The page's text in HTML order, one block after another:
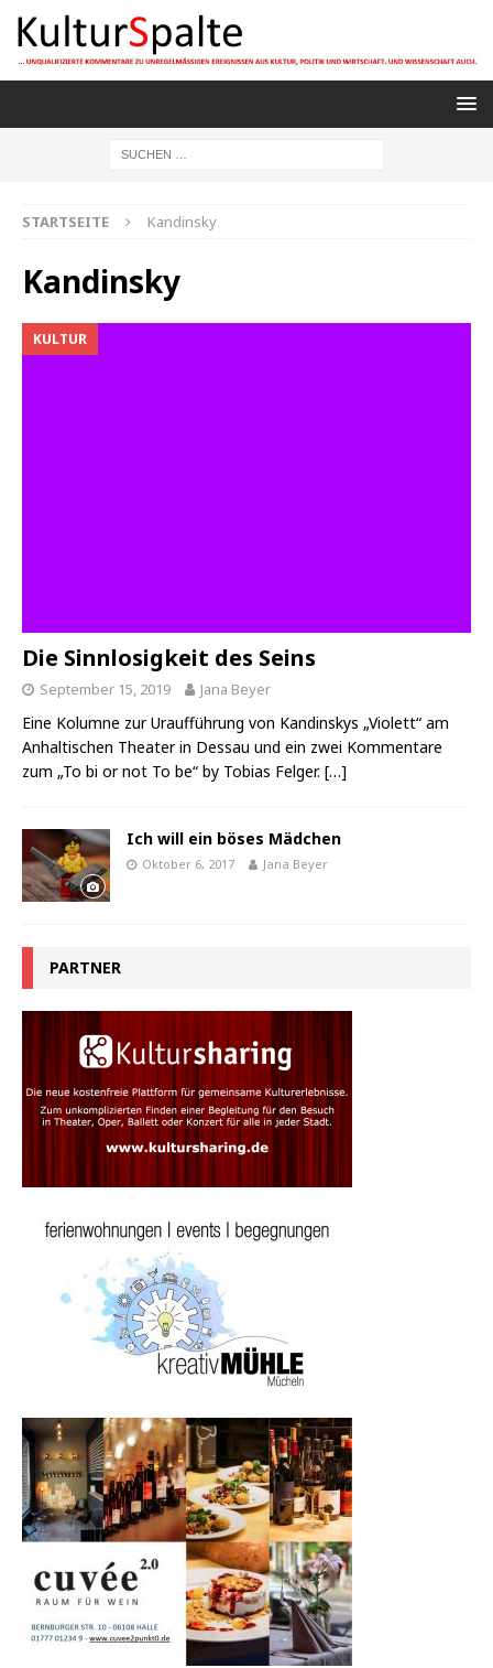
STARTSEITE Kandinsky
Kandinsky
KULTUR
Die Sinnlosigkeit des Seins
September 15, 2019 Jana Beyer
Eine Kolumne zur Uraufführung von Kandinskys „Violett“ am
Anhaltischen Theater in Dessau und ein zwei Kommentare
zum „To bi or not To be“ by Tobias Felger. […]
Ich will ein böses Mädchen
Oktober 6, 2017 Jana Beyer
PARTNER